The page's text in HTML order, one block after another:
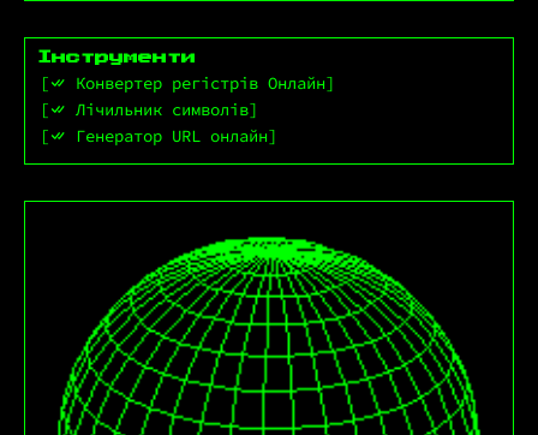
Інструменти
Конвертер регістрів Онлайн
Лічильник символів
Генератор URL онлайн